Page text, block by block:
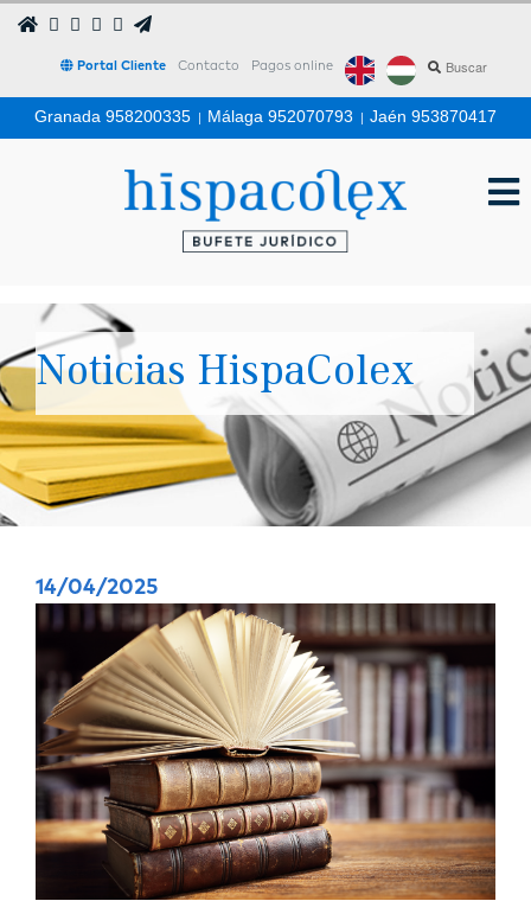
Portal Cliente Contacto Pagos online
Granada 958200335 | Málaga 952070793 | Jaén 953870417
Noticias HispaColex
14/04/2025